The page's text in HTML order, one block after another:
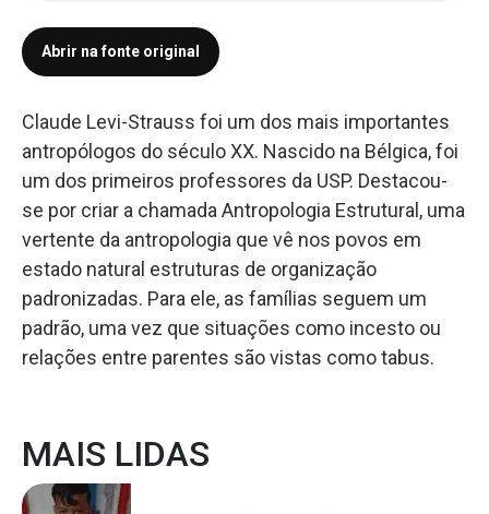
Abrir na fonte original
Claude Levi-Strauss foi um dos mais importantes
antropólogos do século XX. Nascido na Bélgica, foi
um dos primeiros professores da USP. Destacou-
se por criar a chamada Antropologia Estrutural, uma
vertente da antropologia que vê nos povos em
estado natural estruturas de organização
padronizadas. Para ele, as famílias seguem um
padrão, uma vez que situações como incesto ou
relações entre parentes são vistas como tabus.
MAIS LIDAS